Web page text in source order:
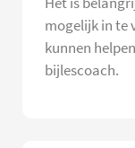
mogelijk in te
kunnen
bijlescoach.